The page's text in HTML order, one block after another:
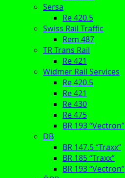
Sersa
Re 420.5
Swiss Rail Traffic
Rem 487
TR Trans Rail
Re 421
Widmer Rail Services
Re 420.5
Re 421
Re 430
Re 475
BR 193 “Vectron”
DB
BR 147.5 “Traxx”
BR 185 “Traxx”
BR 193 “Vectron”